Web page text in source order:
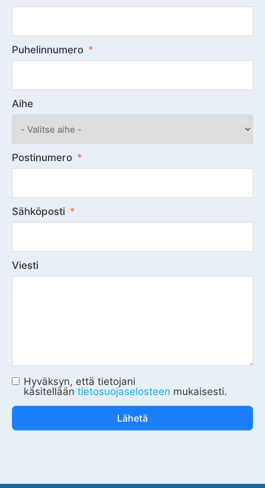
Puhelinnumero
Aihe
Postinumero
Sähköposti
Viesti
Hyväksyn, että tietojani
käsitellään tietosuojaselosteen mukaisesti.
Lähetä